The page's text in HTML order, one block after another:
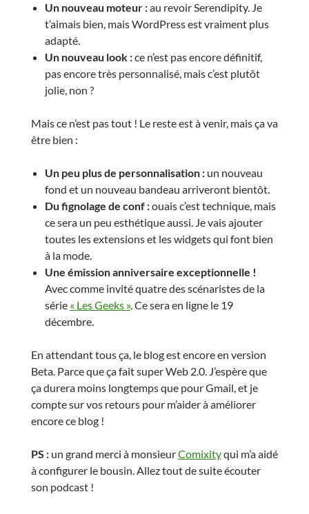
Un nouveau moteur :au revoir Serendipity. Je
t’aimais bien, mais WordPress est vraiment plus
adapté.
Un nouveau look :ce n’est pas encore définitif,
pas encore très personnalisé, mais c’est plutôt
jolie, non ?
Mais ce n’est pas tout ! Le reste est à venir, mais ça va
être bien :
Un peu plus de personnalisation :un nouveau
fond et un nouveau bandeau arriveront bientôt.
Du fignolage de conf :ouais c’est technique, mais
ce sera un peu esthétique aussi. Je vais ajouter
toutes les extensions et les widgets qui font bien
à la mode.
Une émission anniversaire exceptionnelle !
Avec comme invité quatre des scénaristes de la
série « Les Geeks ». Ce sera en ligne le 19
décembre.
En attendant tous ça, le blog est encore en version
Beta. Parce que ça fait super Web 2.0. J’espère que
ça durera moins longtemps que pour Gmail, et je
compte sur vos retours pour m’aider à améliorer
encore ce blog !
PS :un grand merci à monsieurComixityqui m’a aidé
à configurer le bousin. Allez tout de suite écouter
son podcast !